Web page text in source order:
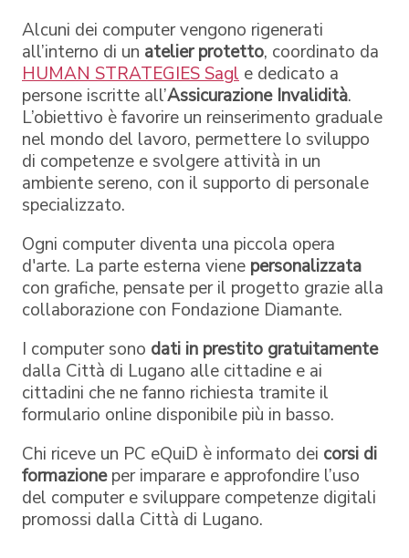
Alcuni dei computer vengono rigenerati
all’interno di un atelier protetto, coordinato da
HUMAN STRATEGIES Sagl e dedicato a
persone iscritte all’Assicurazione Invalidità.
L’obiettivo è favorire un reinserimento graduale
nel mondo del lavoro, permettere lo sviluppo
di competenze e svolgere attività in un
ambiente sereno, con il supporto di personale
specializzato.
Ogni computer diventa una piccola opera
d'arte. La parte esterna viene personalizzata
con grafiche, pensate per il progetto grazie alla
collaborazione con Fondazione Diamante.
I computer sono dati in prestito gratuitamente
dalla Città di Lugano alle cittadine e ai
cittadini che ne fanno richiesta tramite il
formulario online disponibile più in basso.
Chi riceve un PC eQuiD è informato dei corsi di
formazioneper imparare e approfondire l’uso
del computer e sviluppare competenze digitali
promossi dalla Città di Lugano.